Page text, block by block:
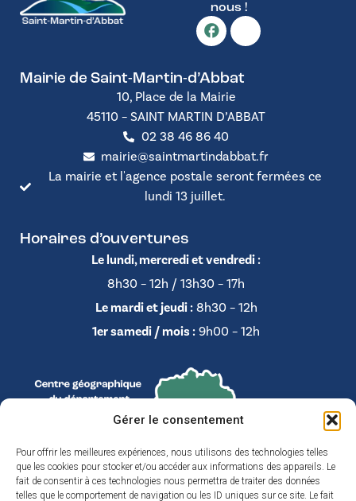
Gérer le consentement
Pour offrir les meilleures expériences, nous utilisons des technologies telles
que les cookies pour stocker et/ou accéder aux informations des appareils. Le
fait de consentir à ces technologies nous permettra de traiter des données
telles que le comportement de navigation ou les ID uniques sur ce site. Le fait
nous !
Mairie de Saint-Martin-d’Abbat
10, Place de la Mairie
45110 – SAINT MARTIN D’ABBAT
02 38 46 86 40
mairie@saintmartindabbat.fr
La mairie et l'agence postale seront fermées ce
lundi 13 juillet.
Horaires d’ouvertures
Le lundi, mercredi et vendredi :
8h30 – 12h / 13h30 – 17h
Le mardi et jeudi :8h30 – 12h
1er samedi / mois : 9h00 – 12h